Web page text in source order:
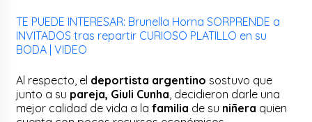
TE PUEDE INTERESAR: Brunella Horna SORPRENDE a
INVITADOS tras repartir CURIOSO PLATILLO en su
BODA | VIDEO
Al respecto, el deportista argentino sostuvo que
junto a su pareja, Giuli Cunha , decidieron darle una
mejor calidad de vida a lafamilia de su niñera quien